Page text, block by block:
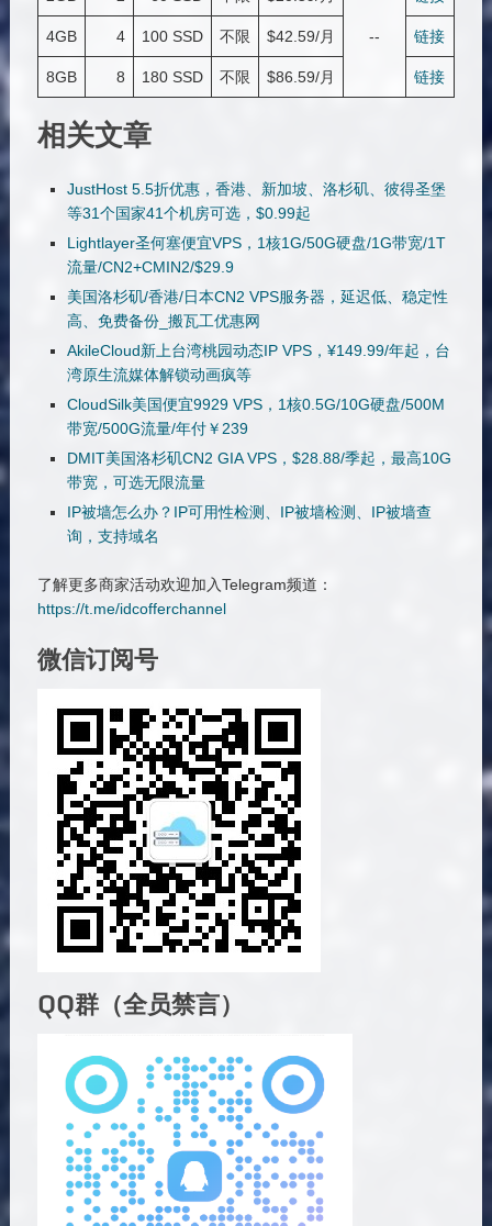
--
4GB 4 100 SSD 不限 $42.59/月 链接
8GB 8 180 SSD 不限 $86.59/月 链接
相关文章
JustHost 5.5折优惠，香港、新加坡、洛杉矶、彼得圣堡
等31个国家41个机房可选，$0.99起
Lightlayer圣何塞便宜VPS，1核1G/50G硬盘/1G带宽/1T
流量/CN2+CMIN2/$29.9
美国洛杉矶/香港/日本CN2 VPS服务器，延迟低、稳定性
高、免费备份_搬瓦工优惠网
AkileCloud新上台湾桃园动态IP VPS，¥149.99/年起，台
湾原生流媒体解锁动画疯等
CloudSilk美国便宜9929 VPS，1核0.5G/10G硬盘/500M
带宽/500G流量/年付￥239
DMIT美国洛杉矶CN2 GIA VPS，$28.88/季起，最高10G
带宽，可选无限流量
IP被墙怎么办？IP可用性检测、IP被墙检测、IP被墙查
询，支持域名
了解更多商家活动欢迎加入Telegram频道：
https://t.me/idcofferchannel
微信订阅号
QQ群（全员禁言）